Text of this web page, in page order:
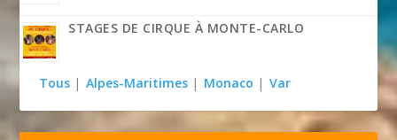
STAGES DE CIRQUE À MONTE-CARLO
Tous | Alpes-Maritimes | Monaco | Var